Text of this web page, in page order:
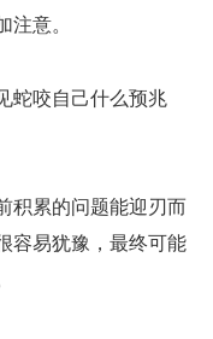
期
注意。
累的问题能迎刃而
容易犹豫，最终可能